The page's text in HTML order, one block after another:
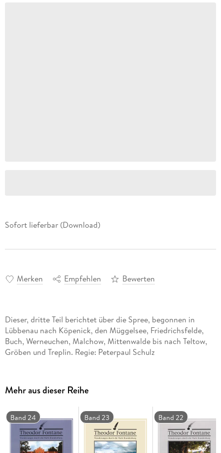
Sofort lieferbar (Download)
Merken Empfehlen Bewerten
Dieser, dritte Teil berichtet über die Spree, begonnen in
Lübbenau nach Köpenick, den Müggelsee, Friedrichsfelde,
Buch, Werneuchen, Malchow, Mittenwalde bis nach Teltow,
Gröben und Treplin. Regie: Peterpaul Schulz
Mehr aus dieser Reihe
Band 24 Band 23 Band 22